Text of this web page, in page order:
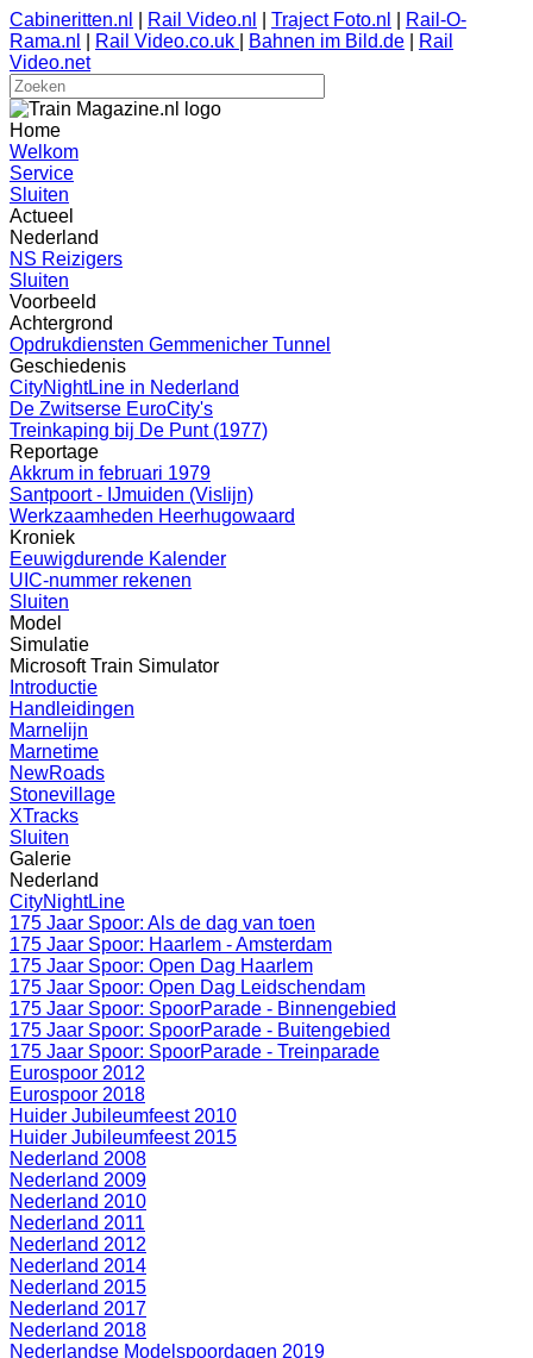
Cabineritten.nl Rail Video.nl Traject Foto.nl
Rail-O-
Rama.nl
Rail Video.co.uk Bahnen im Bild.de
Rail
Video.net
Home
Welkom
Service
Sluiten
Actueel
Nederland
NS Reizigers
Sluiten
Voorbeeld
Achtergrond
Opdrukdiensten Gemmenicher Tunnel
Geschiedenis
CityNightLine in Nederland
De Zwitserse EuroCity's
Treinkaping bij De Punt (1977)
Reportage
Akkrum in februari 1979
Santpoort - IJmuiden (Vislijn)
Werkzaamheden Heerhugowaard
Kroniek
Eeuwigdurende Kalender
UIC-nummer rekenen
Sluiten
Model
Simulatie
Microsoft Train Simulator
Introductie
Handleidingen
Marnelijn
Marnetime
NewRoads
Stonevillage
XTracks
Sluiten
Galerie
Nederland
CityNightLine
175 Jaar Spoor: Als de dag van toen
175 Jaar Spoor: Haarlem - Amsterdam
175 Jaar Spoor: Open Dag Haarlem
175 Jaar Spoor: Open Dag Leidschendam
175 Jaar Spoor: SpoorParade - Binnengebied
175 Jaar Spoor: SpoorParade - Buitengebied
175 Jaar Spoor: SpoorParade - Treinparade
Eurospoor 2012
Eurospoor 2018
Huider Jubileumfeest 2010
Huider Jubileumfeest 2015
Nederland 2008
Nederland 2009
Nederland 2010
Nederland 2011
Nederland 2012
Nederland 2014
Nederland 2015
Nederland 2017
Nederland 2018
Nederlandse Modelspoordagen 2019